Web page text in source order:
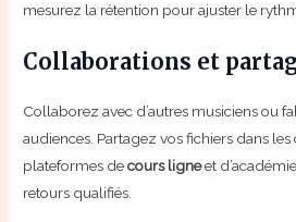
mesurez la rétention pour ajuster le
Collaborations et
Collaborez avec d’autres musiciens ou
audiences. Partagez vos fichiers dans
plateformes decours ligneet
retours qualifiés.